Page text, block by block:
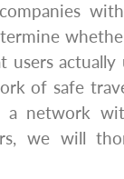
actually
of safe
a network
we will